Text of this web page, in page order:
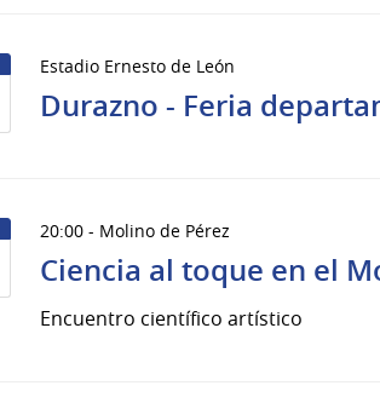
Estadio Ernesto de León
Durazno - Feria
20:00 - Molino de Pérez
Ciencia al toque en el
Encuentro científico artístico